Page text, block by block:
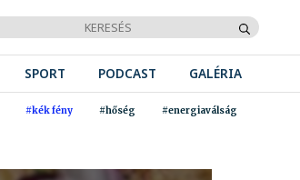
SPORT PODCAST GALÉRIA
#kék fény #hőség #energiaválság